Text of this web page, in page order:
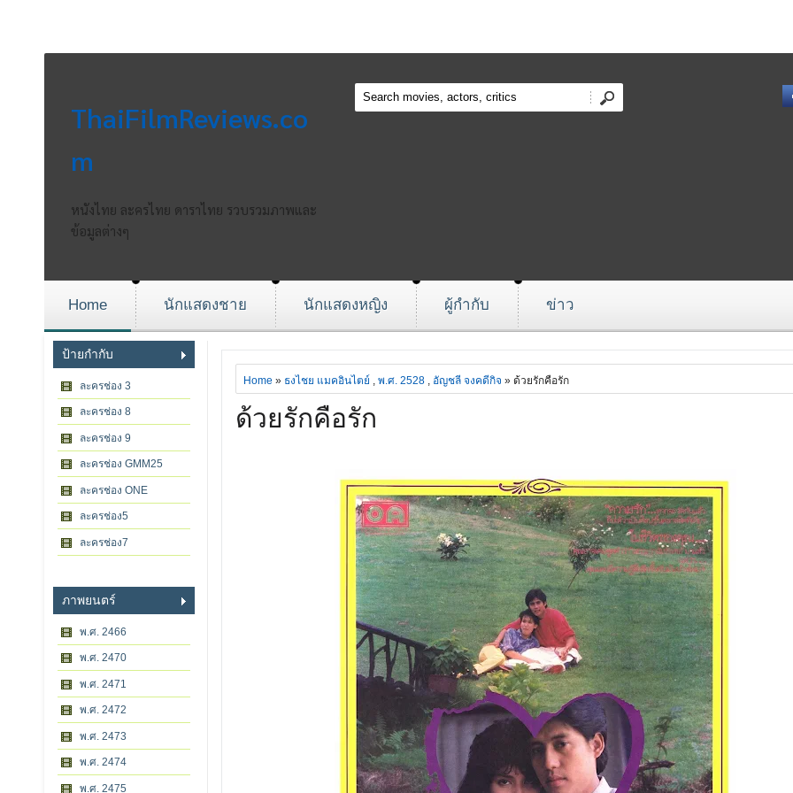
ThaiFilmReviews.co
m
หนังไทย ละครไทย ดาราไทย รวบรวมภาพและ
ข้อมูลต่างๆ
Home นักแสดงชาย นักแสดงหญิง ผู้กำกับ ข่าว
ป้ายกำกับ
ละครช่อง 3
ละครช่อง 8
ละครช่อง 9
ละครช่อง GMM25
ละครช่อง ONE
ละครช่อง5
ละครช่อง7
ภาพยนตร์
พ.ศ. 2466
พ.ศ. 2470
พ.ศ. 2471
พ.ศ. 2472
พ.ศ. 2473
พ.ศ. 2474
พ.ศ. 2475
Home » ธงไชย แมคอินไตย์ , พ.ศ. 2528, อัญชลี จงคดีกิจ » ด้วยรักคือรัก
ด้วยรักคือรัก